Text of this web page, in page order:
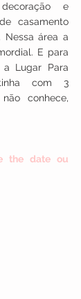
e
casamento
Nessa área a
E para
a Lugar Para
com 3
conhece,
the date ou